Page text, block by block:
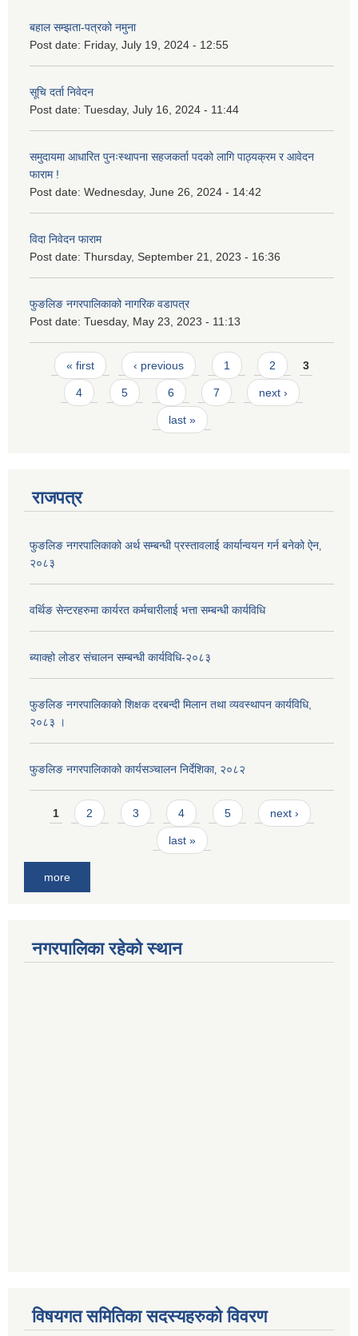
बहाल सम्झता-पत्रको नमुना
Post date: Friday, July 19, 2024 - 12:55
सूचि दर्ता निवेदन
Post date: Tuesday, July 16, 2024 - 11:44
समुदायमा आधारित पुनःस्थापना सहजकर्ता पदको लागि पाठ्यक्रम र आवेदन
फाराम !
Post date: Wednesday, June 26, 2024 - 14:42
विदा निवेदन फाराम
Post date: Thursday, September 21, 2023 - 16:36
फुङलिङ नगरपालिकाको नागरिक वडापत्र
Post date: Tuesday, May 23, 2023 - 11:13
Pages
« first ‹ previous 1 2 3
4 5 6 7 next ›
last »
राजपत्र
फुङलिङ नगरपालिकाको अर्थ सम्बन्धी प्रस्तावलाई कार्यान्वयन गर्न बनेको ऐन‚
२०८३
वर्थिङ सेन्टरहरुमा कार्यरत कर्मचारीलाई भत्ता सम्बन्धी कार्यविधि
ब्याक्हो लोडर संचालन सम्बन्धी कार्यविधि-२०८३
फुङलिङ नगरपालिकाको शिक्षक दरबन्दी मिलान तथा व्यवस्थापन कार्यविधि,
२०८३ ।
फुङलिङ नगरपालिकाको कार्यसञ्चालन निर्देशिका‚ २०८२
Pages
1 2 3 4 5 next ›
last »
more
नगरपालिका रहेको स्थान
विषयगत समितिका सदस्यहरुको विवरण